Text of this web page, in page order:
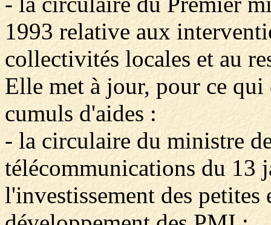
1993 relative aux
collectivités locales et au
Elle met à jour, pour ce qui
cumuls d'aides :
- la circulaire du ministre
télécommunications du 13
l'investissement des